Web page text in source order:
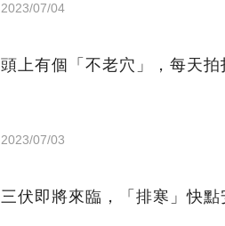
2023/07/04
頭上有個「不老穴」，每天拍
2023/07/03
三伏即將來臨，「排寒」快